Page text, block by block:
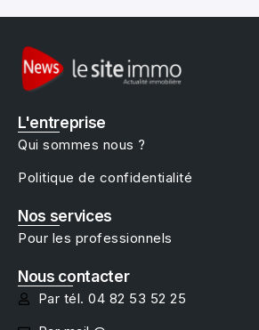
L'entreprise
Qui sommes nous ?
Politique de confidentialité
Nos services
Pour les professionnels
Nous contacter
Par tél. 04 82 53 52 25